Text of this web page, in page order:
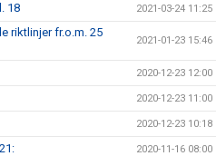
18 2021-03-24 11:25
riktlinjer fr.o.m. 25
2021-01-23 15:46
2020-12-23 12:00
2020-12-23 11:00
2020-12-23 10:18
2020-11-16 08:00